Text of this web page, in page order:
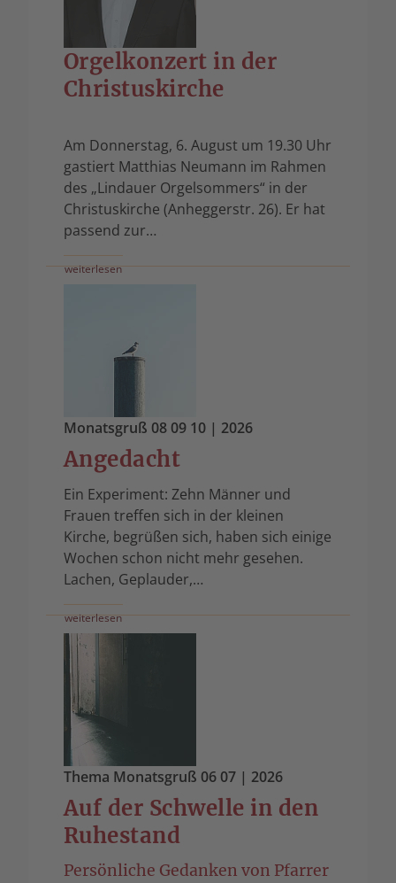
Orgelkonzert in der
Christuskirche
Am Donnerstag, 6. August um 19.30 Uhr
gastiert Matthias Neumann im Rahmen
des „Lindauer Orgelsommers“ in der
Christuskirche (Anheggerstr. 26). Er hat
passend zur…
weiterlesen
Monatsgruß 08 09 10 | 2026
Angedacht
Ein Experiment: Zehn Männer und
Frauen treffen sich in der kleinen
Kirche, begrüßen sich, haben sich einige
Wochen schon nicht mehr gesehen.
Lachen, Geplauder,…
weiterlesen
Thema Monatsgruß 06 07 | 2026
Auf der Schwelle in den
Ruhestand
Persönliche Gedanken von Pfarrer